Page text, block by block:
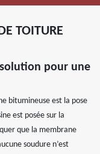
TOITURE
pour une
bitumineuse est la pose
est posée sur la
que la membrane
soudure n’est